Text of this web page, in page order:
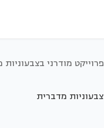
פרוייקט מודרני